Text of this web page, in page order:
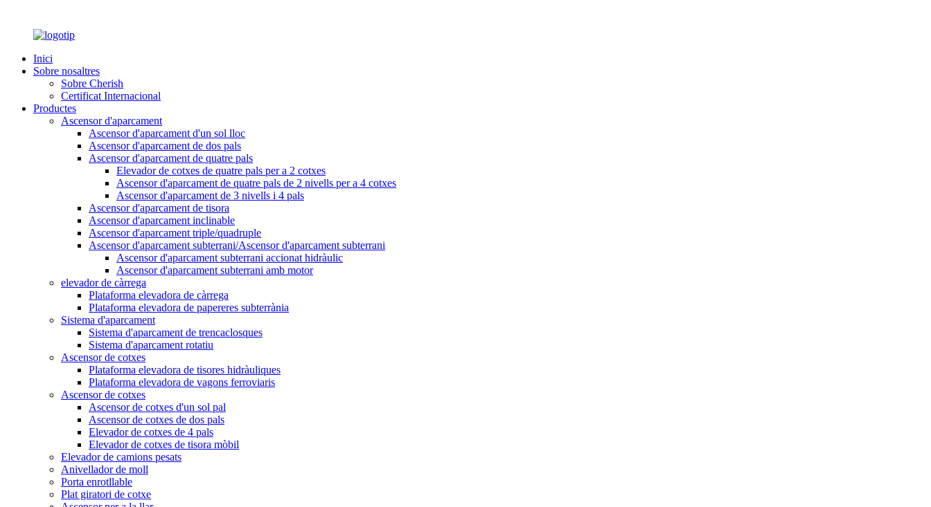
Inici
Sobre nosaltres
Sobre Cherish
Certificat Internacional
Productes
Ascensor d'aparcament
Ascensor d'aparcament d'un sol lloc
Ascensor d'aparcament de dos pals
Ascensor d'aparcament de quatre pals
Elevador de cotxes de quatre pals per a 2 cotxes
Ascensor d'aparcament de quatre pals de 2 nivells per a 4 cotxes
Ascensor d'aparcament de 3 nivells i 4 pals
Ascensor d'aparcament de tisora
Ascensor d'aparcament inclinable
Ascensor d'aparcament triple/quadruple
Ascensor d'aparcament subterrani/Ascensor d'aparcament subterrani
Ascensor d'aparcament subterrani accionat hidràulic
Ascensor d'aparcament subterrani amb motor
elevador de càrrega
Plataforma elevadora de càrrega
Plataforma elevadora de papereres subterrània
Sistema d'aparcament
Sistema d'aparcament de trencaclosques
Sistema d'aparcament rotatiu
Ascensor de cotxes
Plataforma elevadora de tisores hidràuliques
Plataforma elevadora de vagons ferroviaris
Ascensor de cotxes
Ascensor de cotxes d'un sol pal
Ascensor de cotxes de dos pals
Elevador de cotxes de 4 pals
Elevador de cotxes de tisora ​​mòbil
Elevador de camions pesats
Anivellador de moll
Porta enrotllable
Plat giratori de cotxe